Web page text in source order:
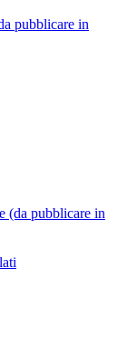
pubblicare in
(da pubblicare in